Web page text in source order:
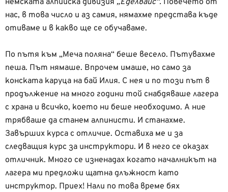
нас, в това число и аз самия, нямахме представа къде
отиваме и в какво ще се обучаваме.
По пътя към „Меча поляна“ беше весело. Пътувахме
пеша. Път нямаше. Впрочем имаше, но само за
конската каруца на бай Илия. С нея и по този път в
продължение на много години той снабдяваше лагеpa
с храна и всичко, което ни беше необходимо. А ние
трябваше да станем алпинисти. И станахме.
Завърших курса с отличие. Оставиха ме и за
следващия курс за инструктори. И в него се оказах
отличник. Много се изненадах когато началникът на
лагера ми предложи щатна длъжност като
инструктор. Приех! Нали по това време бях